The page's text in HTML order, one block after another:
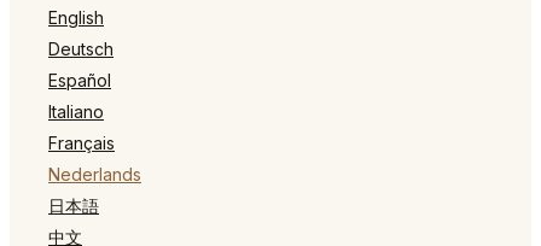
English
Deutsch
Español
Italiano
Français
Nederlands
日本語
中文